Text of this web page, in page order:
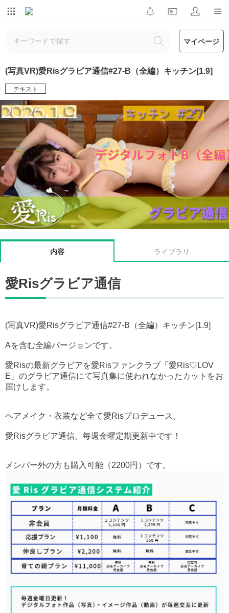
マイページ
(写真VR)愛Risグラビア通信#27-B（全編）キッチン[1.9]
テキスト
内容 ライブラリ
愛Risグラビア通信
(写真VR)愛Risグラビア通信#27-B（全編）キッチン[1.9]
Aを含む全編バージョンです。
愛Risの最新グラビアを愛Risファンクラブ「愛Ris♡LOV
E」のグラビア通信にて写真集に使われなかったカットをお
届けします。
ヘアメイク・衣装など全て愛Risプロデュース。
愛Risグラビア通信。毎週金曜定期更新中です！
メンバー外の方も購入可能（2200円）です。